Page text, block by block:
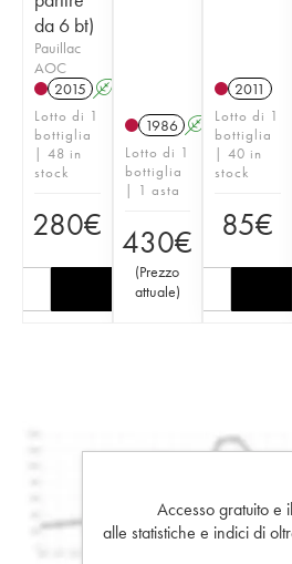
da 6 bt)
Pauillac
AOC
2015 A
Lotto di 1
bottiglia
| 48 in
stock
280€
1986 A
Lotto di 1
bottiglia
| 1 asta
430€
(Prezzo
attuale)
2011
Lotto di 1
bottiglia
| 40 in
stock
85€
Accesso gratuito e
alle statistiche e indici di